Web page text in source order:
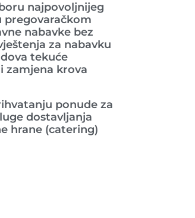
najpovoljnijeg
pregovaračkom
nabavke bez
za nabavku
tekuće
zamjena krova
ponude za
dostavljanja
hrane (catering)